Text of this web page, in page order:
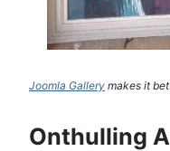
Joomla Gallery makes it
Onthulling